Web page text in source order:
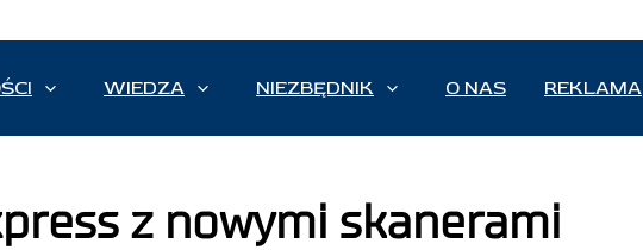
WIEDZA NIEZBĘDNIK O NAS REKLAMA
z nowymi skanerami